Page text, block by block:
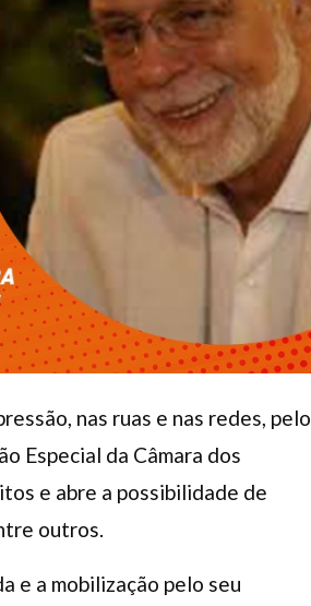
nas ruas e nas redes, pelo
Especial da Câmara dos
e abre a possibilidade de
outros.
e a mobilização pelo seu